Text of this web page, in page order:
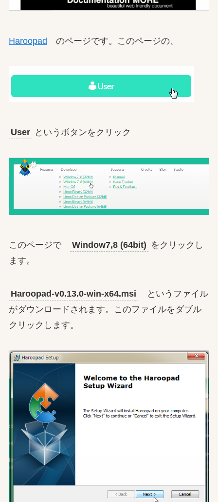
Haroopad のページです。このページの、
User というボタンをクリック
このページで Window7,8 (64bit) をクリックし
ます。
Haroopad-v0.13.0-win-x64.msi
というファイル
がダウンロードされます。このファイルをダブル
クリックします。